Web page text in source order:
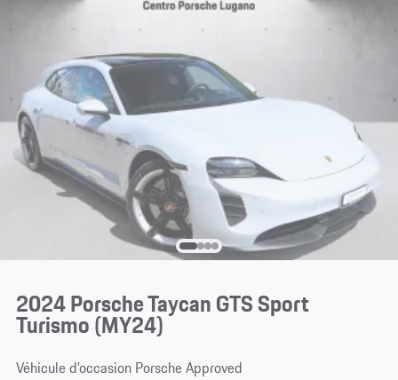
2024 Porsche Taycan GTS Sport
Turismo (MY24)
Véhicule d’occasion Porsche Approved